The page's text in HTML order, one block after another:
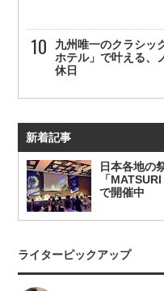
九州唯一のクラシッ
ホテル」で叶える、
休日
新着記事
日本各地の
「
で開催中
ライターピックアップ